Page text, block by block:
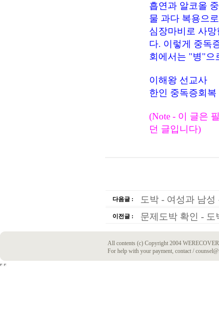
흡연과 알코올
물 과다 복용으
심장마비로 사
다. 이렇게 중독
회에서는 "병"으
이해왕 선교사
한인 중독증회
(Note - 이 글은
던 글입니다)
다음글 : 도박 - 여성과 남
이전글 : 문제도박 확인 -
All contents (c) Copyright 2004
For help with your payment, contact /